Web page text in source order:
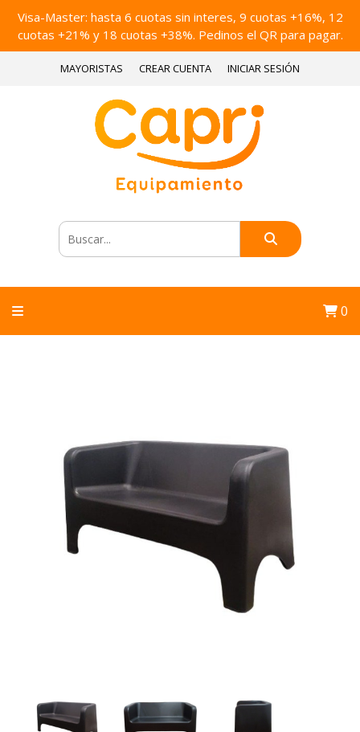
Visa-Master: hasta 6 cuotas sin interes, 9 cuotas +16%, 12
cuotas +21% y 18 cuotas +38%. Pedinos el QR para pagar.
MAYORISTAS CREAR CUENTA INICIAR SESIÓN
0